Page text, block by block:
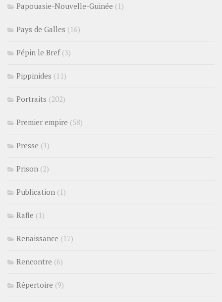
Papouasie-Nouvelle-Guinée (1)
Pays de Galles (16)
Pépin le Bref(3)
Pippinides (11)
Portraits (202)
Premier empire (58)
Presse (1)
Prison (2)
Publication (1)
Rafle (1)
Renaissance (17)
Rencontre (6)
Répertoire (9)